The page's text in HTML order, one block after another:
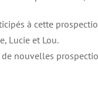
à cette
Lucie et Lou.
nouvelles